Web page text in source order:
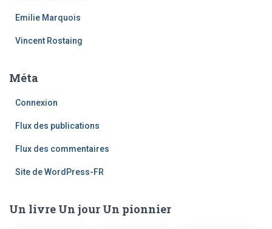
Emilie Marquois
Vincent Rostaing
Méta
Connexion
Flux des publications
Flux des commentaires
Site de WordPress-FR
Un livre Un jour Un pionnier